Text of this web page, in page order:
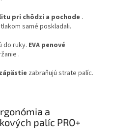
pri chôdzi a pochode .
samé poskladali.
do ruky. EVA penové
.
zabraňujú strate palíc.
a
palíc PRO+